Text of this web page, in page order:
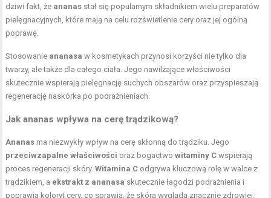
dziwi fakt, że ananas stał się popularnym składnikiem wielu preparatów
pielęgnacyjnych, które mają na celu rozświetlenie cery oraz jej ogólną
poprawę.
Stosowanie ananasa w kosmetykach przynosi korzyści nie tylko dla
twarzy, ale także dla całego ciała. Jego nawilżające właściwości
skutecznie wspierają pielęgnację suchych obszarów oraz przyspieszają
regenerację naskórka po podrażnieniach.
Jak ananas wpływa na cerę trądzikową?
Ananas ma niezwykły wpływ na cerę skłonną do trądziku. Jego
przeciwzapalne właściwości oraz bogactwowitaminy C wspierają
proces regeneracji skóry.Witamina C odgrywa kluczową rolę w walce z
trądzikiem, a ekstrakt z ananasa skutecznie łagodzi podrażnienia i
poprawia koloryt cery, co sprawia, że skóra wygląda znacznie zdrowiej.